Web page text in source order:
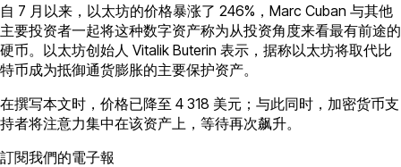
自 7 月以来，以太坊的价格暴涨了 246%，Marc Cuban 与其他
主要投资者一起将这种数字资产称为从投资角度来看最有前途的
硬币。以太坊创始人 Vitalik Buterin 表示，据称以太坊将取代比
特币成为抵御通货膨胀的主要保护资产。
在撰写本文时，价格已降至 4 318 美元；与此同时，加密货币支
持者将注意力集中在该资产上，等待再次飙升。
訂閱我們的電子報